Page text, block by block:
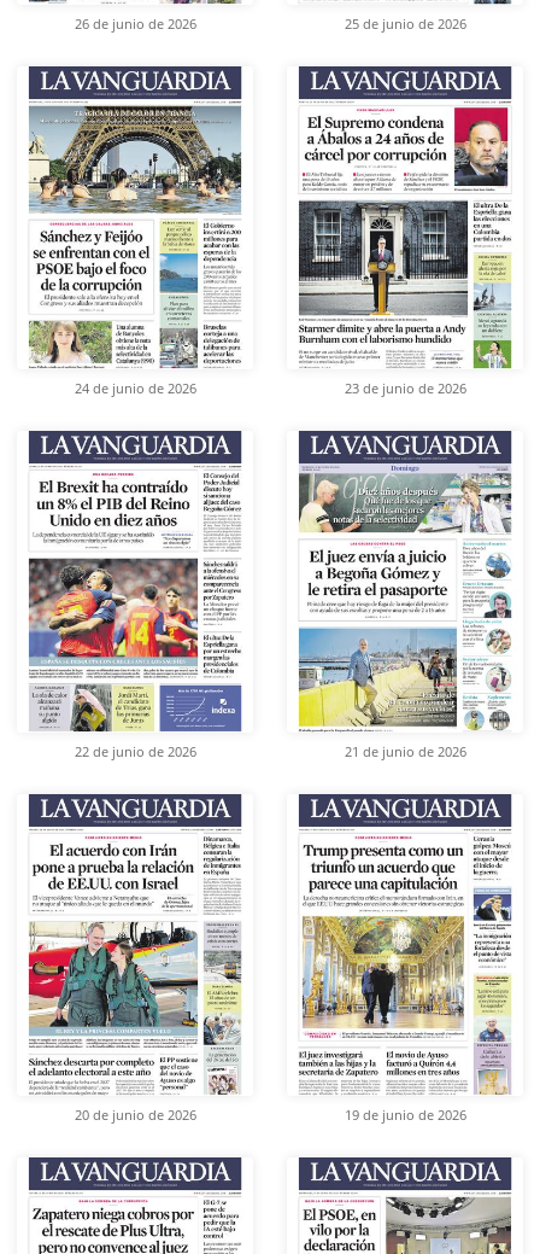
26 de junio de 2026 25 de junio de 2026
24 de junio de 2026 23 de junio de 2026
22 de junio de 2026 21 de junio de 2026
20 de junio de 2026 19 de junio de 2026